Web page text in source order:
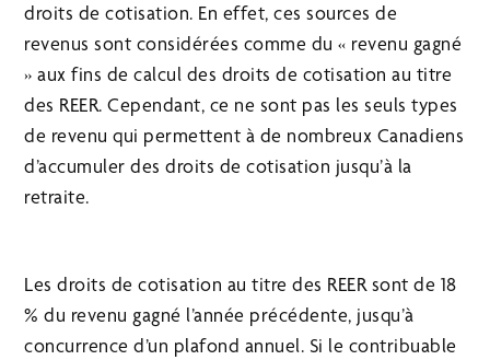
droits de cotisation. En effet, ces sources de
revenus sont considérées comme du « revenu gagné
» aux fins de calcul des droits de cotisation au titre
des REER. Cependant, ce ne sont pas les seuls types
de revenu qui permettent à de nombreux Canadiens
d’accumuler des droits de cotisation jusqu’à la
retraite.
Les droits de cotisation au titre des REER sont de 18
% du revenu gagné l’année précédente, jusqu’à
concurrence d’un plafond annuel. Si le contribuable